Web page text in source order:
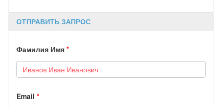
ОТПРАВИТЬ ЗАПРОС
Фамилия Имя *
Email *